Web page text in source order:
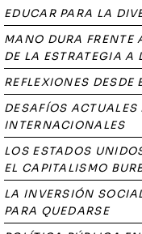
EDUCAR PARA LA
MANO DURA FRENTE
DE LA ESTRATEGIA A
REFLEXIONES DESDE
DESAFÍOS
INTERNACIONALES
LOS ESTADOS
EL CAPITALISMO
LA INVERSIÓN
PARA QUEDARSE